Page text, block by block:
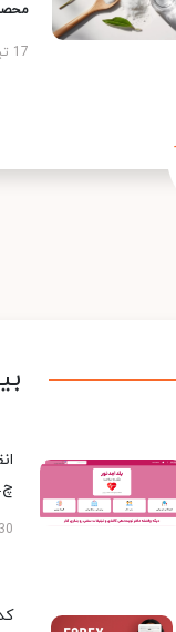
17 تیر 1405
چ...
30 تیر 1405